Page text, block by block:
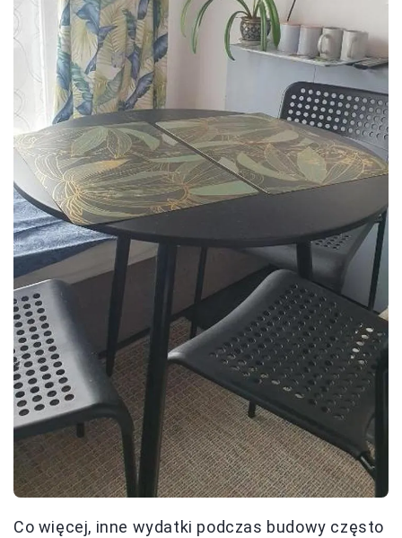
Co więcej, inne wydatki podczas budowy często